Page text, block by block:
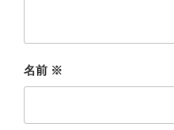
名前 ※